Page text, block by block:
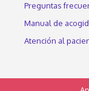
Preguntas
Manual de
Atención al